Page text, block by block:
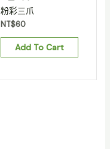
粉彩三爪
NT$60
Add To Cart